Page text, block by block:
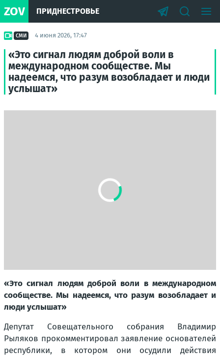
ZOV ПРИДНЕСТРОВЬЕ
СМИ 4 июня 2026, 17:47
«Это сигнал людям доброй воли в
международном сообществе. Мы
надеемся, что разум возобладает и люди
услышат»
«Это сигнал людям доброй воли в международном
сообществе. Мы надеемся, что разум возобладает и
люди услышат»
Депутат Совещательного собрания Владимир
Рыляков прокомментировал заявление основателей
республики, в котором они осудили действия